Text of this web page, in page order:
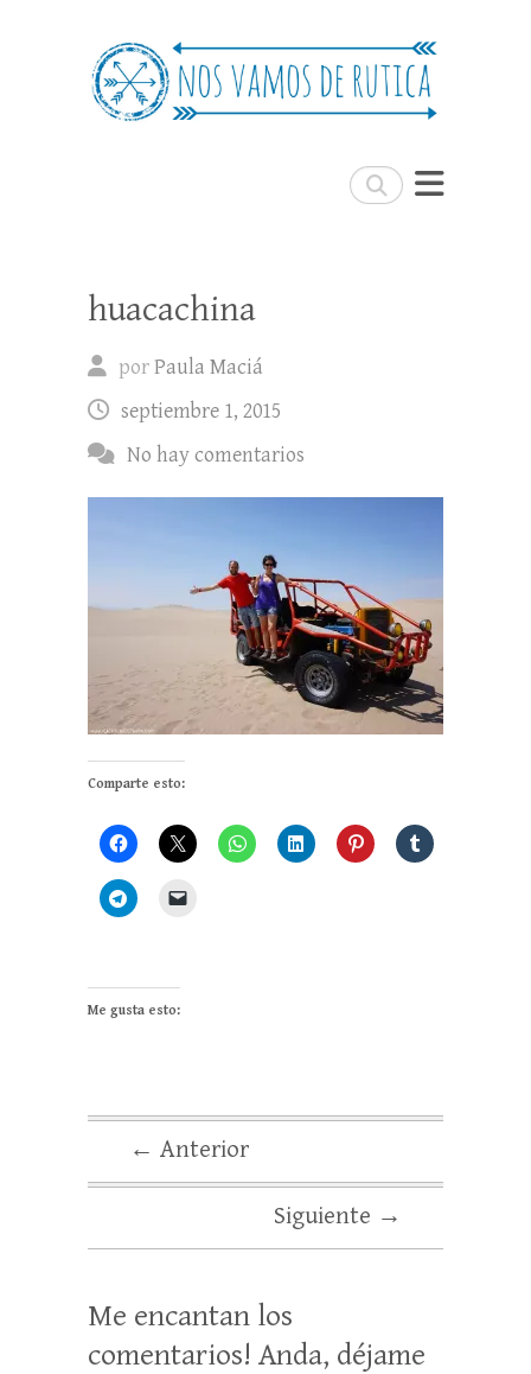
Buscar
Nos Vamos de Rutica
huacachina
porPaula Maciá
septiembre 1, 2015
No hay comentarios
Comparte esto:
Me gusta esto:
← Anterior
Siguiente →
Me encantan los
comentarios! Anda, déjame